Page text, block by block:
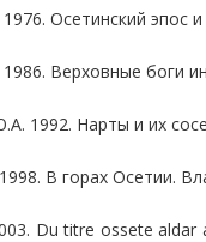
Осетинский эпос
Верховные боги
1992. Нарты и их
В горах Осетии.
Du titre ossete aldar